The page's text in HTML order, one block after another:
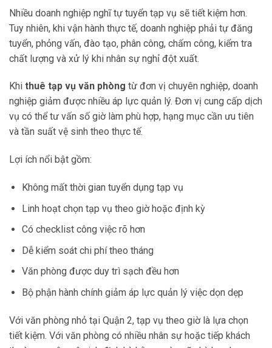
Nhiều doanh nghiệp nghĩ tự tuyển tạp vụ sẽ tiết kiệm hơn.
Tuy nhiên, khi vận hành thực tế, doanh nghiệp phải tự đăng
tuyển, phỏng vấn, đào tạo, phân công, chấm công, kiểm tra
chất lượng và xử lý khi nhân sự nghỉ đột xuất.
Khi thuê tạp vụ văn phòng từ đơn vị chuyên nghiệp, doanh
nghiệp giảm được nhiều áp lực quản lý. Đơn vị cung cấp dịch
vụ có thể tư vấn số giờ làm phù hợp, hạng mục cần ưu tiên
và tần suất vệ sinh theo thực tế.
Lợi ích nổi bật gồm:
Không mất thời gian tuyển dụng tạp vụ
Linh hoạt chọn tạp vụ theo giờ hoặc định kỳ
Có checklist công việc rõ hơn
Dễ kiểm soát chi phí theo tháng
Văn phòng được duy trì sạch đều hơn
Bộ phận hành chính giảm áp lực quản lý việc dọn dẹp
Với văn phòng nhỏ tại Quận 2, tạp vụ theo giờ là lựa chọn
tiết kiệm. Với văn phòng có nhiều nhân sự hoặc tiếp khách